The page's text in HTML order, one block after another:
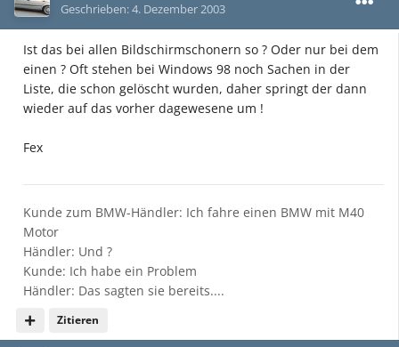
Geschrieben:4. Dezember 2003
Ist das bei allen Bildschirmschonern so ? Oder nur bei dem
einen ? Oft stehen bei Windows 98 noch Sachen in der
Liste, die schon gelöscht wurden, daher springt der dann
wieder auf das vorher dagewesene um !
Fex
Zitieren
Kunde zum BMW-Händler: Ich fahre einen BMW mit M40
Motor
Händler: Und ?
Kunde: Ich habe ein Problem
Händler: Das sagten sie bereits....